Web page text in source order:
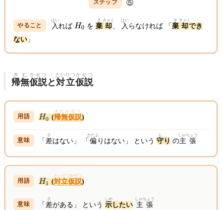
⑤
入
はい
れば H_0
H0 を棄
き
却
きゃく
入
はい
らなければ 「棄
き
却
きゃく
でき
ない」
帰
き
無
む
仮説
かせつ
と対立
たいりつ
仮説
かせつ
H_0
H0 (帰無仮説
きむかせつ
)
「 差
さ
はない」 「 偏
かたよ
りはない」 という守
も
り の主張
しゅちょう
H_1
H1 (対立仮説
たいりつかせつ
)
「 差
さ
がある」 という示
しめ
したい 主張
しゅちょう